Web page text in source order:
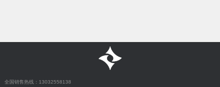
全国销售热线：13032558138